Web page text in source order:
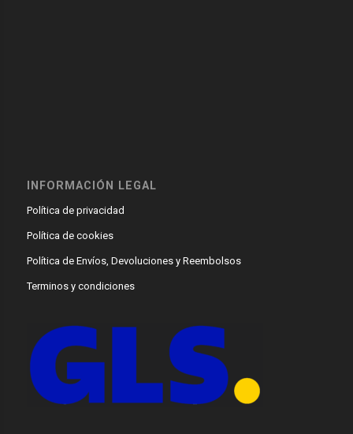
INFORMACIÓN LEGAL
Política de privacidad
Política de cookies
Política de Envíos, Devoluciones y Reembolsos
Terminos y condiciones